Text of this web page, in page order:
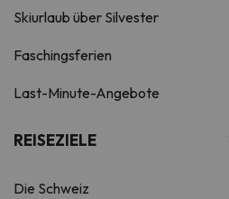
Skiurlaub über Silvester
Faschingsferien
Last-Minute-Angebote
REISEZIELE
Die Schweiz